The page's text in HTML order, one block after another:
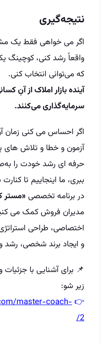
نتیجه‌گیری
اگر می‌ خواهی فقط یک
واقعاً رشد کنی، کوچینگ
که می‌توانی انتخاب کنی.
آینده بازار املاک از
سرمایه‌گذاری می‌کنند.
اگر احساس می‌ کنی زمان
آزمون و خطا و تلاش‌ های
حرفه‌ ای رشد خودت را
ببری، ما اینجاییم تا
در برنامه‌ تخصصی«مستر
مدیران فروش کمک می‌
اختصاصی، طراحی
و ایجاد برند شخصی، رشد
📌 برای آشنایی با
زیر شو:
👉
master-coach-
2/